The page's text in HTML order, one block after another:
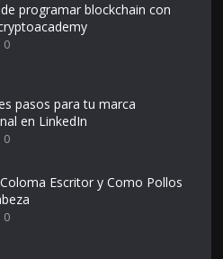
programar blockchain con
0
pasos para tu marca
en LinkedIn
0
Escritor y Como Pollos
0